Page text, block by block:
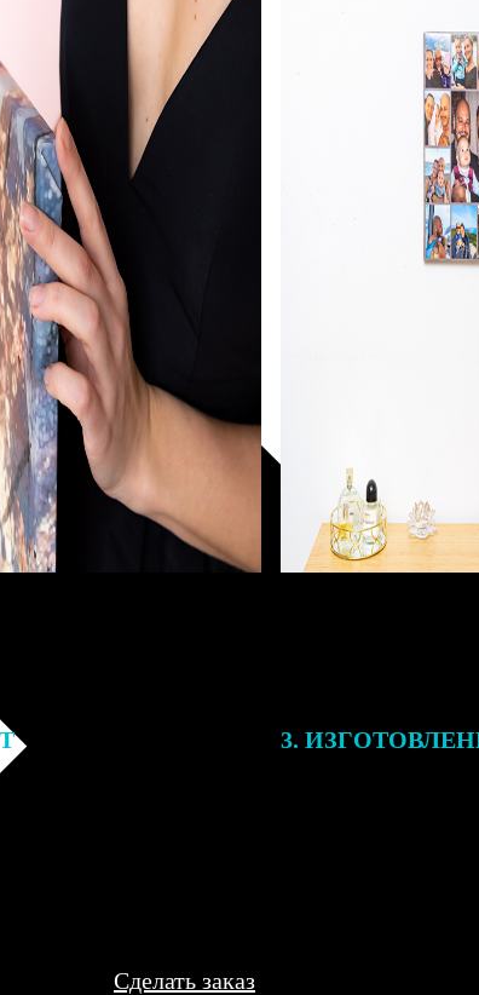
заказа к печати
могут связаться с Вами
телефону или email для
деталей.
3.
Оплатите заказ
оплаты получите
Сделать заказ